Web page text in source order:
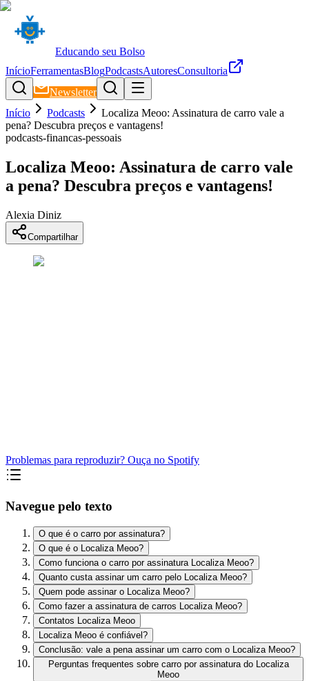
Educando seu Bolso
InícioFerramentasBlogPodcastsAutoresConsultoria
Newsletter
Início
Podcasts
Localiza Meoo: Assinatura de carro vale a
pena? Descubra preços e vantagens!
podcasts-financas-pessoais
Localiza Meoo: Assinatura de carro vale
a pena? Descubra preços e vantagens!
Alexia Diniz
Compartilhar
Problemas para reproduzir? Ouça no Spotify
Navegue pelo texto
O que é o carro por assinatura?
O que é o Localiza Meoo?
Como funciona o carro por assinatura Localiza Meoo?
Quanto custa assinar um carro pelo Localiza Meoo?
Quem pode assinar o Localiza Meoo?
Como fazer a assinatura de carros Localiza Meoo?
Contatos Localiza Meoo
Localiza Meoo é confiável?
Conclusão: vale a pena assinar um carro com o Localiza Meoo?
Perguntas frequentes sobre carro por assinatura do Localiza
Meoo